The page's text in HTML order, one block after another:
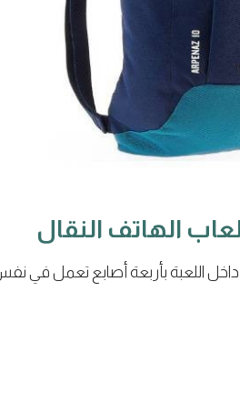
الهاتف النقال
اللعبة بأربعة أصابع تعمل في